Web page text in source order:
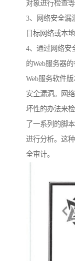
对象进行检查等
3、网络安全漏
目标网络或本
4、通过网络安
的Web服务器
Web服务软件
安全漏洞。网
坏性的办法来
了一系列的脚
进行分析。这
全审计。